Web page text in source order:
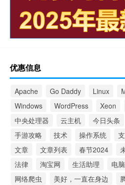
优惠信息
Apache Go Daddy Linux
Windows
WordPress Xeon
中央处理器
云主机 今日头条
手游攻略
技术 操作系统
文章
文章列表 春节2024
法律
淘宝网 生活助理 电脑
网络爬虫
美好，一直在身边